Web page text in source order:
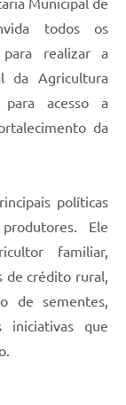
Municipal de
todos os
realizar a
da Agricultura
para acesso a
da
políticas
Ele
familiar,
de crédito rural,
de sementes,
iniciativas que